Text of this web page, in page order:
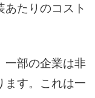
あたりのコスト
一部の企業は非
ます。これは一